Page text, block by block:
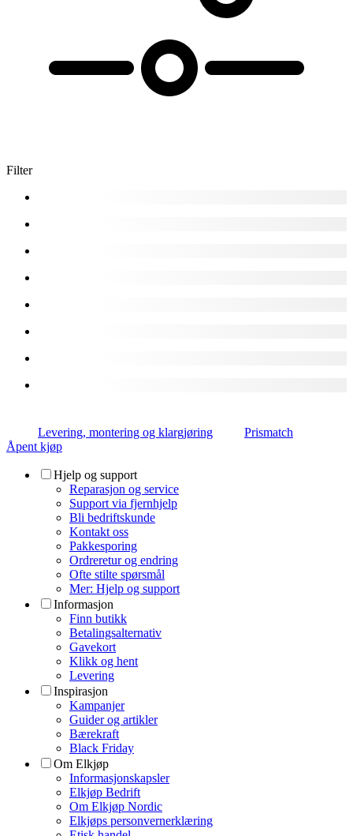
Filter
Levering, montering og klargjøring
Prismatch
Åpent kjøp
Hjelp og support
Reparasjon og service
Support via fjernhjelp
Bli bedriftskunde
Kontakt oss
Pakkesporing
Ordreretur og endring
Ofte stilte spørsmål
Mer: Hjelp og support
Informasjon
Finn butikk
Betalingsalternativ
Gavekort
Klikk og hent
Levering
Inspirasjon
Kampanjer
Guider og artikler
Bærekraft
Black Friday
Om Elkjøp
Informasjonskapsler
Elkjøp Bedrift
Om Elkjøp Nordic
Elkjøps personvernerklæring